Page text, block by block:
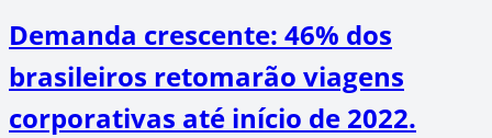
Demanda crescente: 46% dos
brasileiros retomarão viagens
corporativas até início de 2022.